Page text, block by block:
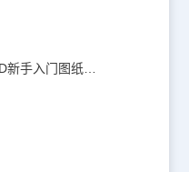
CAD机械入门图纸学习？CAD新手入门图纸练习